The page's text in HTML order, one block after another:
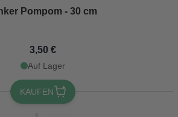
Pompom - 30 cm
3,50 €
Auf Lager
KAUFEN